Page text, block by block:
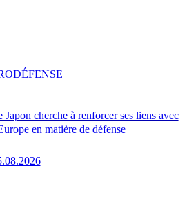
Japon cherche à renforcer ses liens avec
en matière de défense
DÉFENSE